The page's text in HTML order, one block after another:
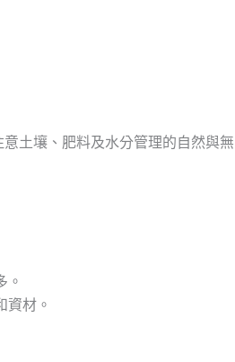
土壤、肥料及水分管理的自然與無
。
資材。